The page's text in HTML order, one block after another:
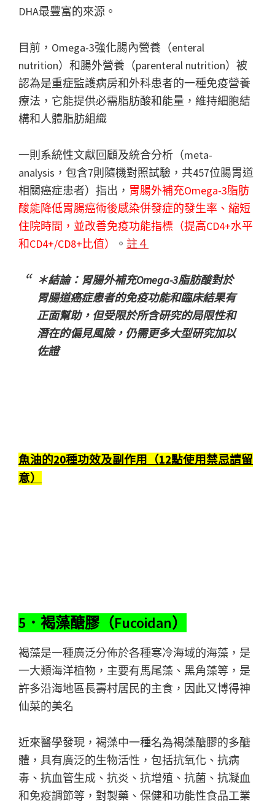
DHA最豐富的來源。
目前，Omega-3強化腸內營養（enteral
nutrition）和腸外營養（parenteral nutrition）被
認為是重症監護病房和外科患者的一種免疫營養
療法，它能提供必需脂肪酸和能量，維持細胞結
構和人體脂肪組織
一則系統性文獻回顧及統合分析（meta-
analysis，包含7則隨機對照試驗，共457位腸胃道
相關癌症患者）指出， 胃腸外補充Omega-3脂肪
酸能降低胃腸癌術後感染併發症的發生率、縮短
住院時間，並改善免疫功能指標（提高CD4+水平
和CD4+/CD8+比值）
。 註４
＊結論：胃腸外補充Omega-3脂肪酸對於
胃腸道癌症患者的免疫功能和臨床結果有
正面幫助，但受限於所含研究的局限性和
潛在的偏見風險，仍需更多大型研究加以
佐證
魚油的20種功效及副作用（12點使用禁忌請留
意）
5．褐藻醣膠（Fucoidan）
褐藻是一種廣泛分佈於各種寒冷海域的海藻，是
一大類海洋植物，主要有馬尾藻、黑角藻等，是
許多沿海地區長壽村居民的主食，因此又博得神
仙菜的美名
近來醫學發現，褐藻中一種名為褐藻醣膠的多醣
體，具有廣泛的生物活性，包括抗氧化、抗病
毒、抗血管生成、抗炎、抗增殖、抗菌、抗凝血
和免疫調節等，對製藥、保健和功能性食品工業